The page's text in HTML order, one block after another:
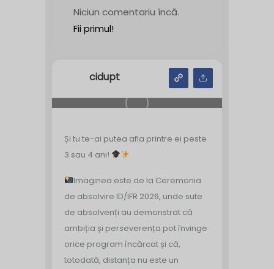
Niciun comentariu încă.
Fii primul!
cidupt
Și tu te-ai putea afla printre ei peste
3 sau 4 ani!
Imaginea este de la Ceremonia
de absolvire ID/IFR 2026, unde sute
de absolvenți au demonstrat că
ambiția și perseverența pot învinge
orice program încărcat și că,
totodată, distanța nu este un